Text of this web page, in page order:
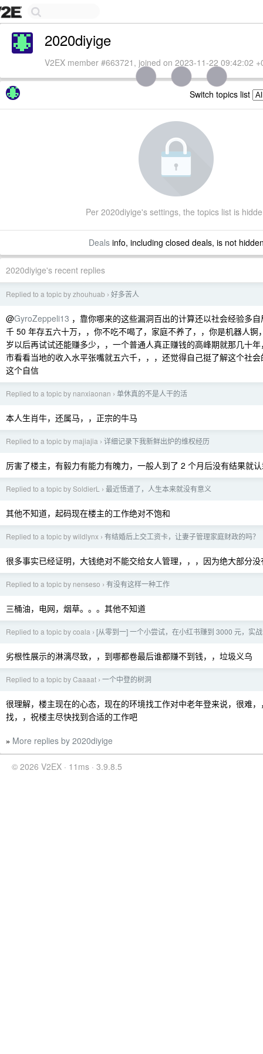
2020diyige
V2EX member #663721, joined on 2023-11-22 09:42:02
Switch topics list
Per 2020diyige's settings, the topics list is
Dealsinfo, including closed deals, is not
2020diyige's recent replies
Replied to a topic by zhouhuab › 好多苦人
@GyroZeppeli13 ，靠你哪来的这些漏洞百出的计算还以社会经验多
千 50 年存五六十万，，你不吃不喝了，家庭不养了，，你是机器人锕
岁以后再试试还能赚多少，，一个普通人真正赚钱的高峰期就那几十
市看看当地的收入水平张嘴就五六千，，，还觉得自己挺了解这个社
这个自信
Replied to a topic by nanxiaonan › 单休真的不是人干的活
本人生肖牛，还属马，，正宗的牛马
Replied to a topic by majiajia › 详细记录下我新鲜出炉的维权经历
厉害了楼主，有毅力有能力有魄力，一般人到了 2 个月后没有结果就
Replied to a topic by SoldierL › 最近悟道了，人生本来就没有意义
其他不知道，起码现在楼主的工作绝对不饱和
Replied to a topic by wildlynx › 有结婚后上交工资卡，让妻子管理家庭财政的吗？
很多事实已经证明，大钱绝对不能交给女人管理，，，因为绝大部分
Replied to a topic by nenseso › 有没有这样一种工作
三桶油，电网，烟草。。。其他不知道
Replied to a topic by coala › [从零到一] 一个小尝试，在小红书赚到 3000 元，实
劣根性展示的淋漓尽致，，到哪都卷最后谁都赚不到钱，，垃圾义乌
Replied to a topic by Caaaat › 一个中登的树洞
很理解，楼主现在的心态，现在的环境找工作对中老年登来说，很难
找，，祝楼主尽快找到合适的工作吧
» More replies by 2020diyige
© 2026 V2EX · 11ms · 3.9.8.5